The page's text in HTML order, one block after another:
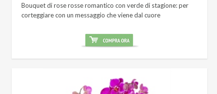
Bouquet di rose rosse romantico con verde di stagione: per
corteggiare con un messaggio che viene dal cuore